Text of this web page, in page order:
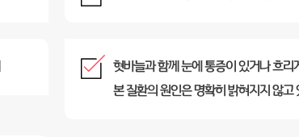
혓바늘과 함께 눈에 통증이 있거나 흐리
본 질환의 원인은 명확히 밝혀지지 않고